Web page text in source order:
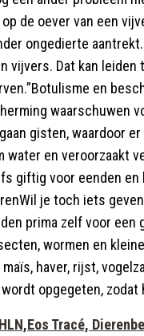
de oever van een
ongedierte
vijvers. Dat kan
en
waarschuwen
gisten, waardoor
water en veroorzaakt
giftig voor eenden en
je toch iets
prima zelf voor
wormen en
maïs, haver, rijst,
opgegeten,
HLN,Eos Tracé,